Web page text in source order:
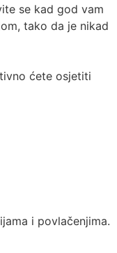
se kad god vam
tako da je nikad
ćete osjetiti
i povlačenjima.